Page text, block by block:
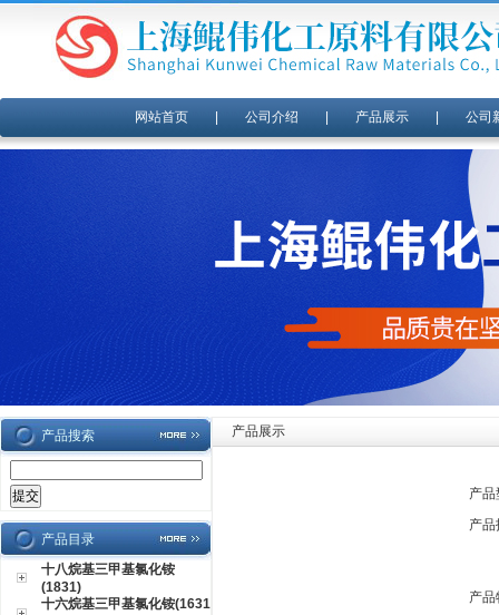
网站首页| 公司介绍 产品展示| 公司
产品搜索
产品目录
十八烷基三甲基氯化铵
(1831)
十六烷基三甲基氯化铵(1631
产品展示
产品
产品
产品